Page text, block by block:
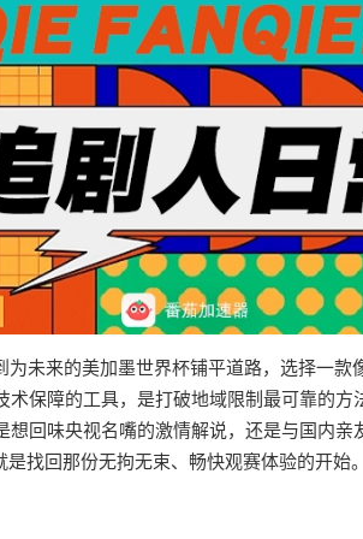
为未来的美加墨世界杯铺平道路，选择一款
保障的工具，是打破地域限制最可靠的
回味央视名嘴的激情解说，还是与国内
找回那份无拘无束、畅快观赛体验的开始。